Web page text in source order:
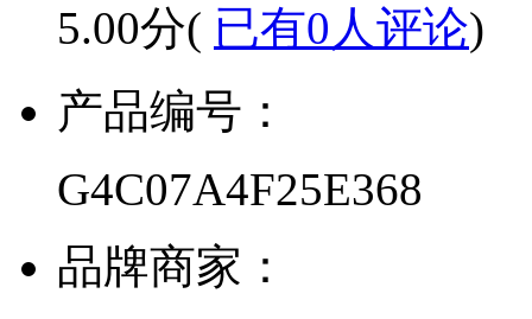
5.00分( 已有0人评论)
产品编号：
G4C07A4F25E368
品牌商家：